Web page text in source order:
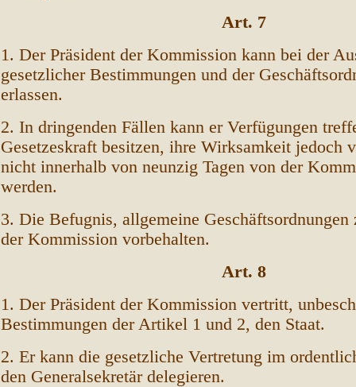
Art. 7
1. Der Präsident der Kommission kann bei der
gesetzlicher Bestimmungen und der
erlassen.
2. In dringenden Fällen kann er Verfügungen
Gesetzeskraft besitzen, ihre Wirksamkeit jedoch
nicht innerhalb von neunzig Tagen von der
werden.
3. Die Befugnis, allgemeine Geschäftsordnungen
der Kommission vorbehalten.
Art. 8
1. Der Präsident der Kommission vertritt,
Bestimmungen der Artikel 1 und 2, den Staat.
2. Er kann die gesetzliche Vertretung im
den Generalsekretär delegieren.